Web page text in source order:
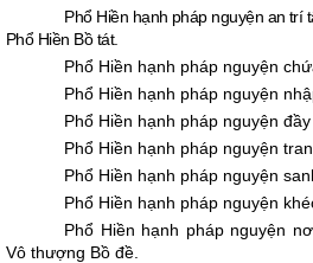
Phổ Hiền hạnh pháp nguyện an trí
Phổ Hiền Bồ tát.
Phổ Hiền hạnh pháp nguyện
Phổ Hiền hạnh pháp nguyện
Phổ Hiền hạnh pháp nguyện
Phổ Hiền hạnh pháp nguyện
Phổ Hiền hạnh pháp nguyện
Phổ Hiền hạnh pháp nguyện
Phổ Hiền hạnh pháp nguyện
Vô thượng Bồ đề.